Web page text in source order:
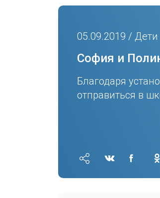
05.09.2019 / Дети
София и
Благодаря
отправиться в